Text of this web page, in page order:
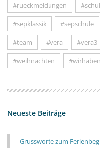
#rueckmeldungen
#sepklassik #sepschule
#team #vera #vera3
#weihnachten
Neueste Beiträge
Grussworte zum